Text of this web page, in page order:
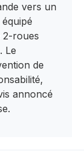
vers un
2-roues
Le
de
annoncé